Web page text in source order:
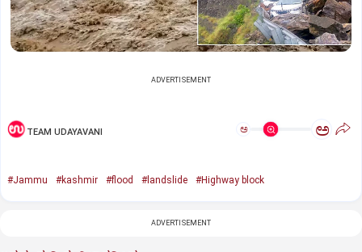
ADVERTISEMENT
TEAM UDAYAVANI ಅ ಅ
#Jammu #kashmir #flood #landslide #Highway block
ADVERTISEMENT